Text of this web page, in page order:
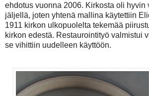
ehdotus vuonna 2006. Kirkosta oli hyvin
jäljellä, joten yhtenä mallina käytettiin
1911 kirkon ulkopuolelta tekemää
kirkon edestä. Restaurointityö valmistui
se vihittiin uudelleen käyttöön.